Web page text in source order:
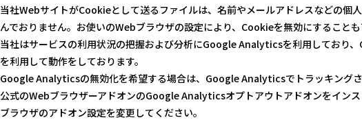
当社WebサイトがCookieとして送るファイルは、名前やメールアドレスなどの個
んでおりません。お使いのWebブラウザの設定により、Cookieを無効にすることも
当社はサービスの利用状況の把握および分析にGoogle Analyticsを利用しており
を利用して動作をしております。
Google Analyticsの無効化を希望する場合は、Google Analyticsでトラッキング
公式のWebブラウザーアドオンのGoogle Analyticsオプトアウトアドオンをインス
ブラウザのアドオン設定を変更してください。